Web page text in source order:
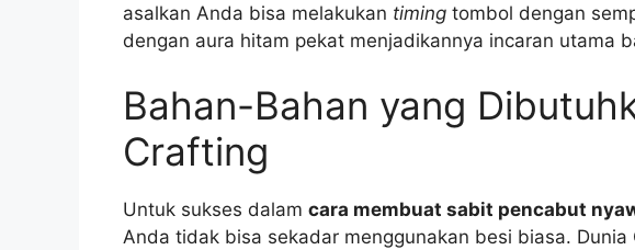
asalkan Anda bisa melakukan timing tombol dengan
dengan aura hitam pekat menjadikannya incaran utama
Bahan-Bahan yang
Crafting
Untuk sukses dalam cara membuat sabit pencabut
Anda tidak bisa sekadar menggunakan besi biasa.